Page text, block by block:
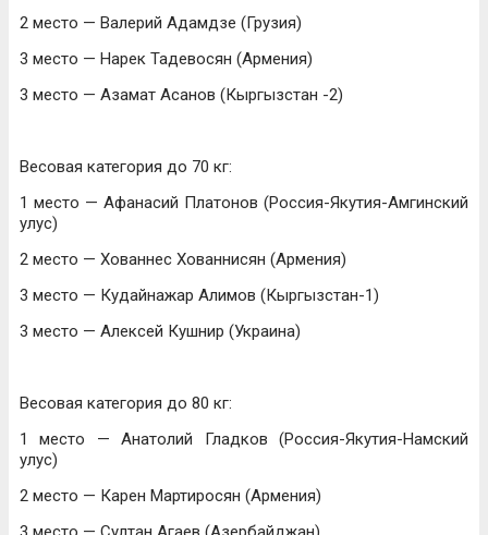
2 место — Валерий Адамдзе (Грузия)
3 место — Нарек Тадевосян (Армения)
3 место — Азамат Асанов (Кыргызстан -2)
Весовая категория до 70 кг:
1 место — Афанасий Платонов (Россия-Якутия-Амгинский
улус)
2 место — Хованнес Хованнисян (Армения)
3 место — Кудайнажар Алимов (Кыргызстан-1)
3 место — Алексей Кушнир (Украина)
Весовая категория до 80 кг:
1 место — Анатолий Гладков (Россия-Якутия-Намский
улус)
2 место — Карен Мартиросян (Армения)